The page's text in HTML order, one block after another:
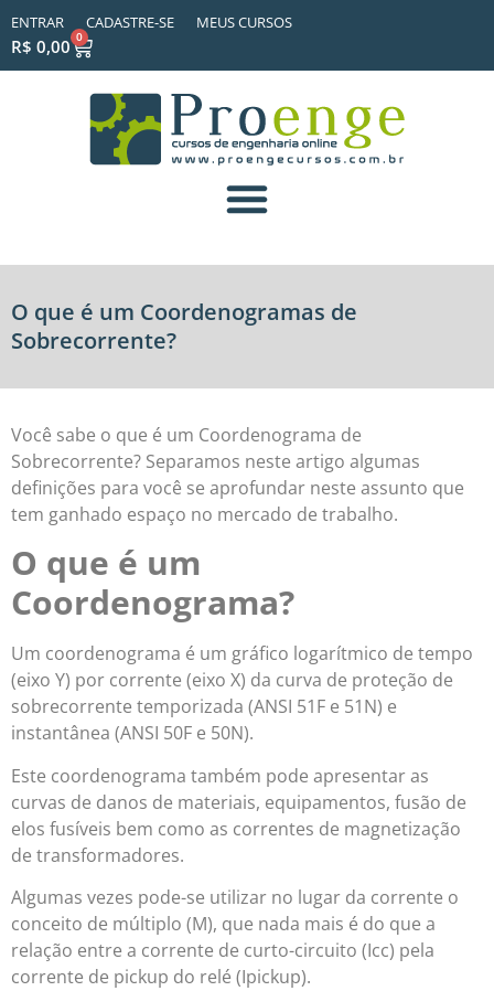
ENTRAR CADASTRE-SE MEUS CURSOS
R$ 0,00 0
O que é um Coordenogramas de
Sobrecorrente?
Você sabe o que é um Coordenograma de
Sobrecorrente? Separamos neste artigo algumas
definições para você se aprofundar neste assunto que
tem ganhado espaço no mercado de trabalho.
O que é um
Coordenograma?
Um coordenograma é um gráfico logarítmico de tempo
(eixo Y) por corrente (eixo X) da curva de proteção de
sobrecorrente temporizada (ANSI 51F e 51N) e
instantânea (ANSI 50F e 50N).
Este coordenograma também pode apresentar as
curvas de danos de materiais, equipamentos, fusão de
elos fusíveis bem como as correntes de magnetização
de transformadores.
Algumas vezes pode-se utilizar no lugar da corrente o
conceito de múltiplo (M), que nada mais é do que a
relação entre a corrente de curto-circuito (Icc) pela
corrente de pickup do relé (Ipickup).